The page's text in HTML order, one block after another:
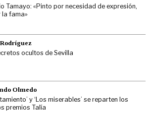
Tamayo: «Pinto por necesidad de expresión,
la fama»
ocultos de Sevilla
Olmedo
y ‘Los miserables’ se reparten los
premios Talía